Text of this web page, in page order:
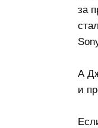
за
А
и